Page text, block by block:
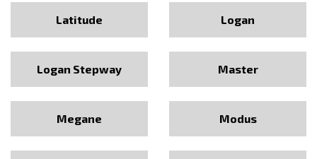
Latitude Logan
Logan Stepway Master
Megane Modus